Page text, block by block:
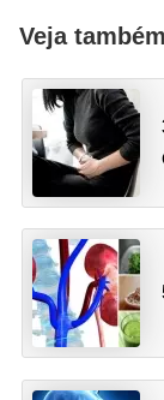
Veja também